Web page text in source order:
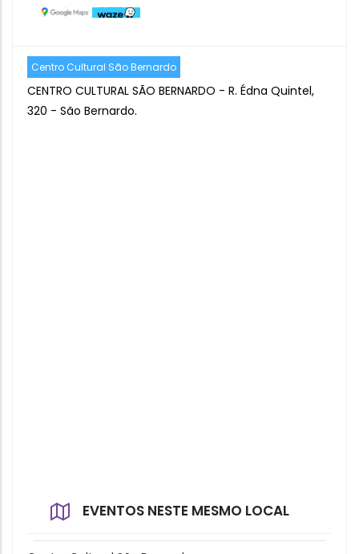
Centro Cultural São Bernardo
CENTRO CULTURAL SÃO BERNARDO - R. Édna Quintel,
320 - São Bernardo.
EVENTOS NESTE MESMO LOCAL